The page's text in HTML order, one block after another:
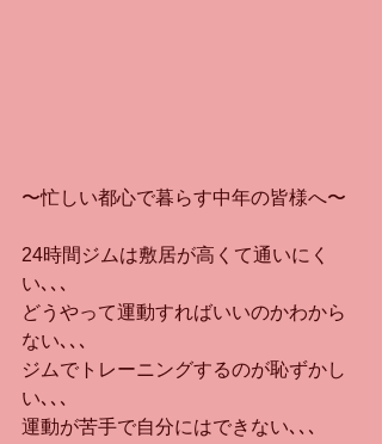
〜忙しい都心で暮らす中年の皆様へ〜
24時間ジムは敷居が高くて通いにく
い､､､
どうやって運動すればいいのかわから
ない､､､
ジムでトレーニングするのが恥ずかし
い､､､
運動が苦手で自分にはできない､､､